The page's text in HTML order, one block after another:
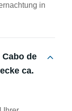
in
de
ca.